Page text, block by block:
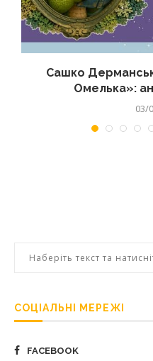
Сашко
Омелька»:
03/
СОЦІАЛЬНІ МЕРЕЖІ
FACEBOOK